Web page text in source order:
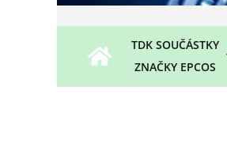
TDK SOUČÁSTKY
ZNAČKY EPCOS